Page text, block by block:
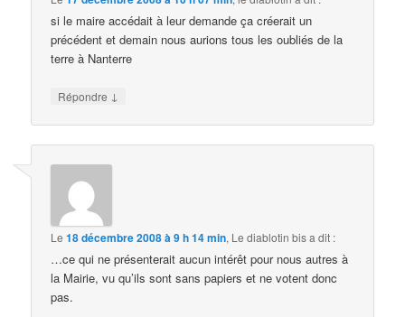
si le maire accédait à leur demande ça créerait un
précédent et demain nous aurions tous les oubliés de la
terre à Nanterre
Répondre ↓
Le18 décembre 2008 à 9 h 14 min, Le diablotin bisa dit :
…ce qui ne présenterait aucun intérêt pour nous autres à
la Mairie, vu qu’ils sont sans papiers et ne votent donc
pas.